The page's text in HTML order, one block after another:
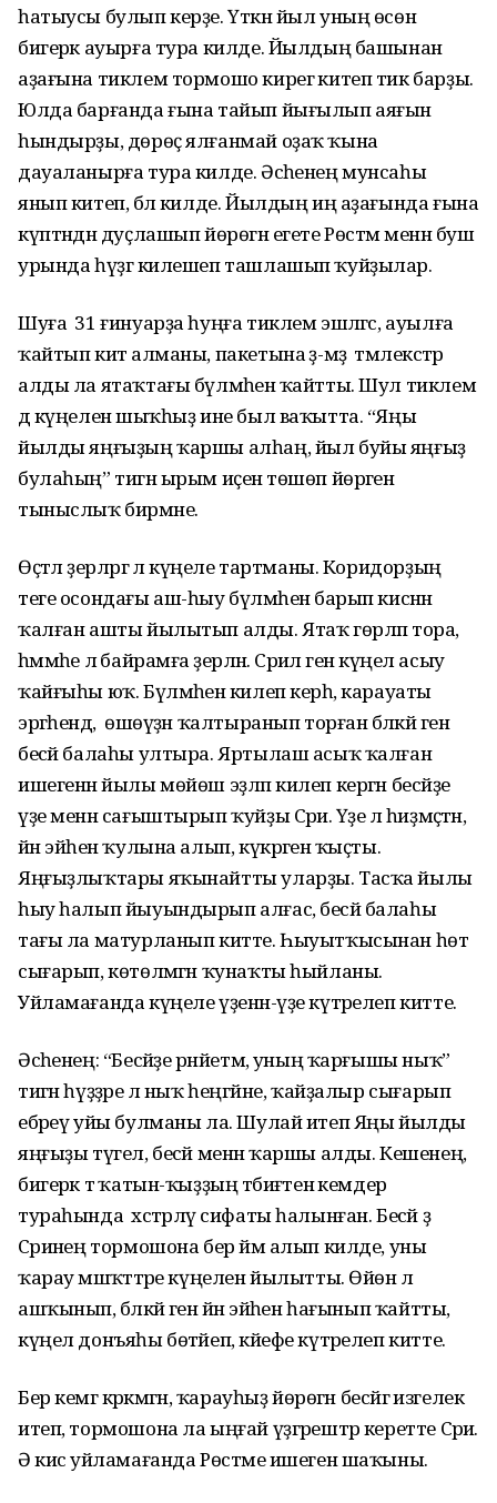
һатыусы булып керҙе. Үткән йыл уның өсөн
бигерәк ауырға тура килде. Йылдың башынан
аҙағына тиклем тормошо кирегә китеп тик барҙы.
Юлда барғанда ғына тайып йығылып аяғын
һындырҙы, дөрөҫ ялғанмай оҙаҡ ҡына
дауаланырға тура килде. Әсәһенең мунсаһы
янып китеп, бәлә килде. Йылдың иң аҙағында ғына
күптәндән дуҫлашып йөрөгән егете Рөстәм менән буш
урында һүҙгә килешеп ташлашып ҡуйҙылар.
Шуға 31 ғинуарҙа һуңға тиклем эшләгәс, ауылға
ҡайтып китә алманы, пакетына әҙ-мәҙ тәмлекәстәр
алды ла ятаҡтағы бүлмәһенә ҡайтты. Шул тиклем
дә күңеленә шыҡһыҙ ине был ваҡытта. “Яңы
йылды яңғыҙың ҡаршы алһаң, йыл буйы яңғыҙ
булаһың” тигән ырым иҫенә төшөп йөрәгенә
тыныслыҡ бирмәне.
Өҫтәл әҙерләргә лә күңеле тартманы. Коридорҙың
теге осондағы аш-һыу бүлмәһенә барып кисәнән
ҡалған ашты йылытып алды. Ятаҡ гөрләп тора,
һәммәһе лә байрамға әҙерләнә. Сәриәлә генә күңел асыу
ҡайғыһы юҡ. Бүлмәһенә килеп керһә, карауаты
эргәһендә, өшөүҙән ҡалтыранып торған бәләкәй генә
бесәй балаһы ултыра. Яртылаш асыҡ ҡалған
ишегенән йылы мөйөш эҙләп килеп кергән бесәйҙе
үҙе менән сағыштырып ҡуйҙы Сәриә. Үҙе лә һиҙмәҫтән,
йән эйәһен ҡулына алып, күкрәгенә ҡыҫты.
Яңғыҙлыҡтары яҡынайтты уларҙы. Тасҡа йылы
һыу һалып йыуындырып алғас, бесәй балаһы
тағы ла матурланып китте. Һыуытҡысынан һөт
сығарып, көтөлмәгән ҡунаҡты һыйланы.
Уйламағанда күңеле үҙенән-үҙе күтәрелеп китте.
Әсәһенең: “Бесәйҙе рәнйетмә, уның ҡарғышы ныҡ”
тигән һүҙҙәре лә ныҡ һеңгәйне, ҡайҙалыр сығарып
ебәреү уйы булманы ла. Шулай итеп Яңы йылды
яңғыҙы түгел, бесәй менән ҡаршы алды. Кешенең,
бигерәк тә ҡатын-ҡыҙҙың тәбиғәтенә кемдер
тураһында хәстәрләү сифаты һалынған. Бесәй ҙә
Сәриәнең тормошона бер йәм алып килде, уны
ҡарау мәшәҡәттәре күңелен йылытты. Өйөнә лә
ашҡынып, бәләкәй генә йән эйәһен һағынып ҡайтты,
күңел донъяһы бөтәйеп, кәйефе күтәрелеп китте.
Бер кемгә кәрәкмәгән, ҡарауһыҙ йөрөгән бесәйгә изгелек
итеп, тормошона ла ыңғай үҙгәрештәр керетте Сәриә.
Ә кисә уйламағанда Рөстәме ишеген шаҡыны.